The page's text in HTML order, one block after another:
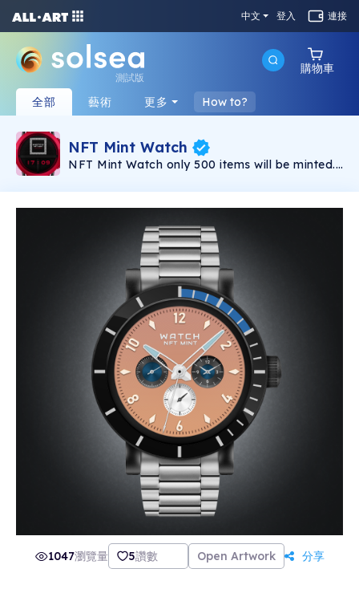
中文 登入 連接
測試版
購物車
全部 藝術 更多 How to?
NFT Mint Watch
NFT Mint Watch only 500 items will be minted.
have different rarity system. NFT Mint Watch
Daily Giveaway for club members. Details on
discord. Welcome to our club!
1047瀏覽量 5讚數 Open Artwork 分享